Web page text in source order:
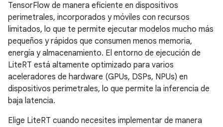
TensorFlow de manera eficiente en dispositivos
perimetrales, incorporados y móviles con recursos
limitados, lo que te permite ejecutar modelos mucho más
pequeños y rápidos que consumen menos memoria,
energía y almacenamiento. El entorno de ejecución de
LiteRT está altamente optimizado para varios
aceleradores de hardware (GPUs, DSPs, NPUs) en
dispositivos perimetrales, lo que permite la inferencia de
baja latencia.
Elige LiteRT cuando necesites implementar de manera